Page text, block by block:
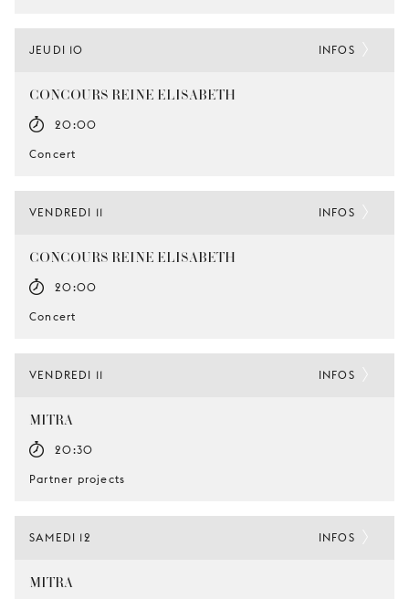
JEUDI 10
CONCOURS REINE ELISABETH
20:00
Concert
INFOS
VENDREDI 11
CONCOURS REINE ELISABETH
20:00
Concert
INFOS
VENDREDI 11
MITRA
20:30
Partner projects
INFOS
SAMEDI 12
MITRA
INFOS